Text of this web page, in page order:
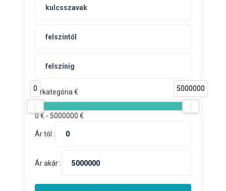
Árkategória €
0 5000000
0€ - 5000000 €
Ár tól :
Ár akár :